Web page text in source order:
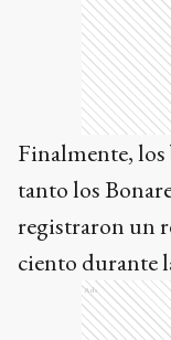
Finalmente, los
tanto los
registraron un
ciento durante
Ads